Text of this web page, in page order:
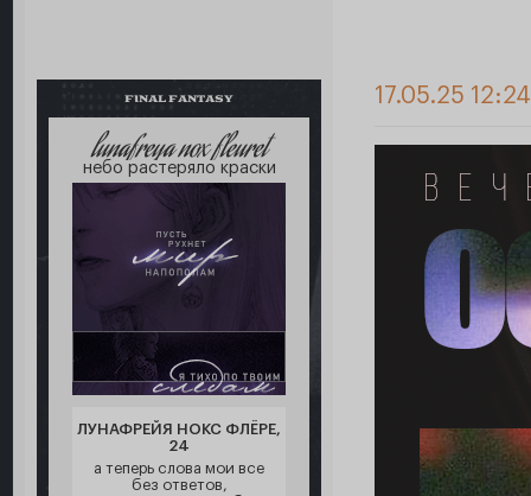
FINAL FANTASY
lunafreya nox fleuret
небо растеряло краски
ЛУНАФРЕЙЯ НОКС ФЛЁРЕ,
24
а теперь слова мои все
без ответов,
17.05.25